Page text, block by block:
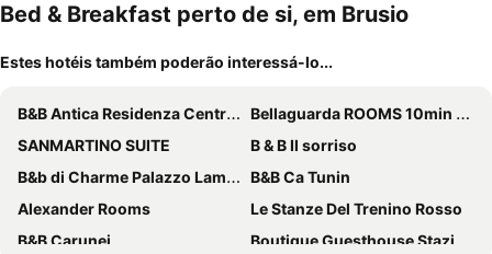
Bed & Breakfast perto de si, em Brusio
Estes hotéis também poderão interessá-lo...
B&B Antica Residenza Centro Storico
Bellaguarda ROOMS 10min da Tirano
SANMARTINO SUITE
B & B Il sorriso
B&b di Charme Palazzo Lambertenghi
B&B Ca Tunin
Alexander Rooms
Le Stanze Del Trenino Rosso
B&B Carunei
Boutique Guesthouse Stazione